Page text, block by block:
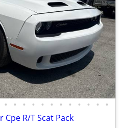
• • • • • • • • • • • •
R/T Scat Pack